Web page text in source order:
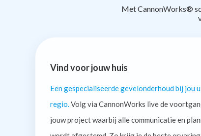
Met CannonWorks®
Vind voor jouw huis
Een gespecialiseerde gevelonderhoud bij jou
regio. Volg via CannonWorks live de
jouw project waarbij alle communicatie en